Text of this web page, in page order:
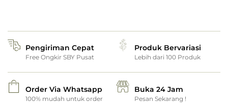
Pengiriman Cepat
Free Ongkir SBY Pusat
Produk Bervariasi
Lebih dari 100 Produk
Order Via Whatsapp
100% mudah untuk order
Buka 24 Jam
Pesan Sekarang !